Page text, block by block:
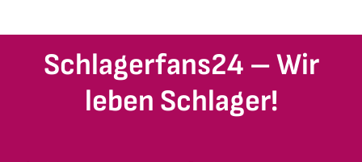
Schlagerfans24 – Wir
leben Schlager!